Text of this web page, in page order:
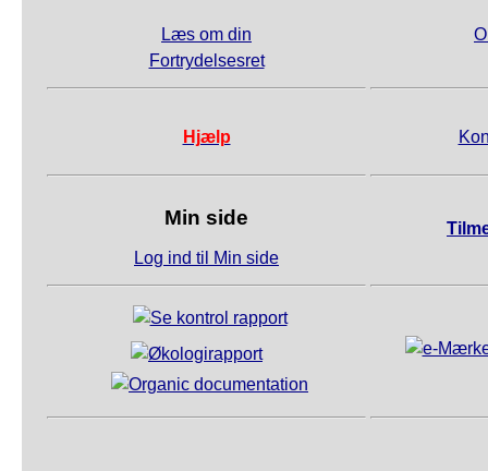
Læs om din
Fortrydelsesret
Hjælp
Min side
Log ind til Min side